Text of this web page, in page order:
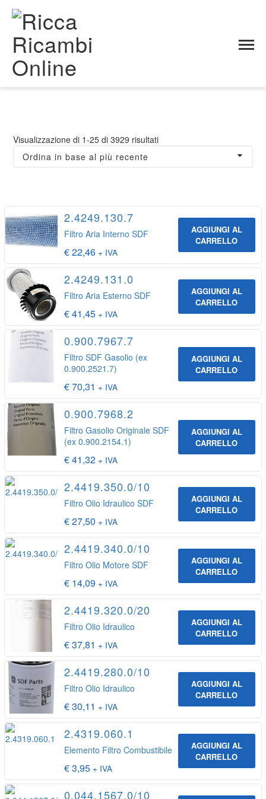
RICAMBI ORIGINALI
Ricca Ricambi Online
Visualizzazione di 1-25 di 3929 risultatiOrdina
2.4249.130.7
Filtro Aria Interno SDF
€22,46 + IVA
AGGIUNGI AL
CARRELLO
2.4249.131.0
Filtro Aria Esterno SDF
€41,45 + IVA
AGGIUNGI AL
CARRELLO
0.900.7967.7
Filtro SDF Gasolio (ex
0.900.2521.7)
€70,31 + IVA
AGGIUNGI AL
CARRELLO
0.900.7968.2
Filtro Gasolio Originale SDF
(ex 0.900.2154.1)
€41,32 + IVA
AGGIUNGI AL
CARRELLO
2.4419.350.0/10
Filtro Olio Idraulico SDF
€27,50 + IVA
AGGIUNGI AL
CARRELLO
2.4419.340.0/10
Filtro Olio Motore SDF
€ 14,09 + IVA
AGGIUNGI AL
CARRELLO
2.4419.320.0/20
Filtro Olio Idraulico
€37,81 + IVA
AGGIUNGI AL
CARRELLO
2.4419.280.0/10
Filtro Olio Idraulico
€30,11 + IVA
AGGIUNGI AL
CARRELLO
2.4319.060.1
Elemento Filtro Combustibile
€3,95 + IVA
AGGIUNGI AL
CARRELLO
0.044.1567.0/10